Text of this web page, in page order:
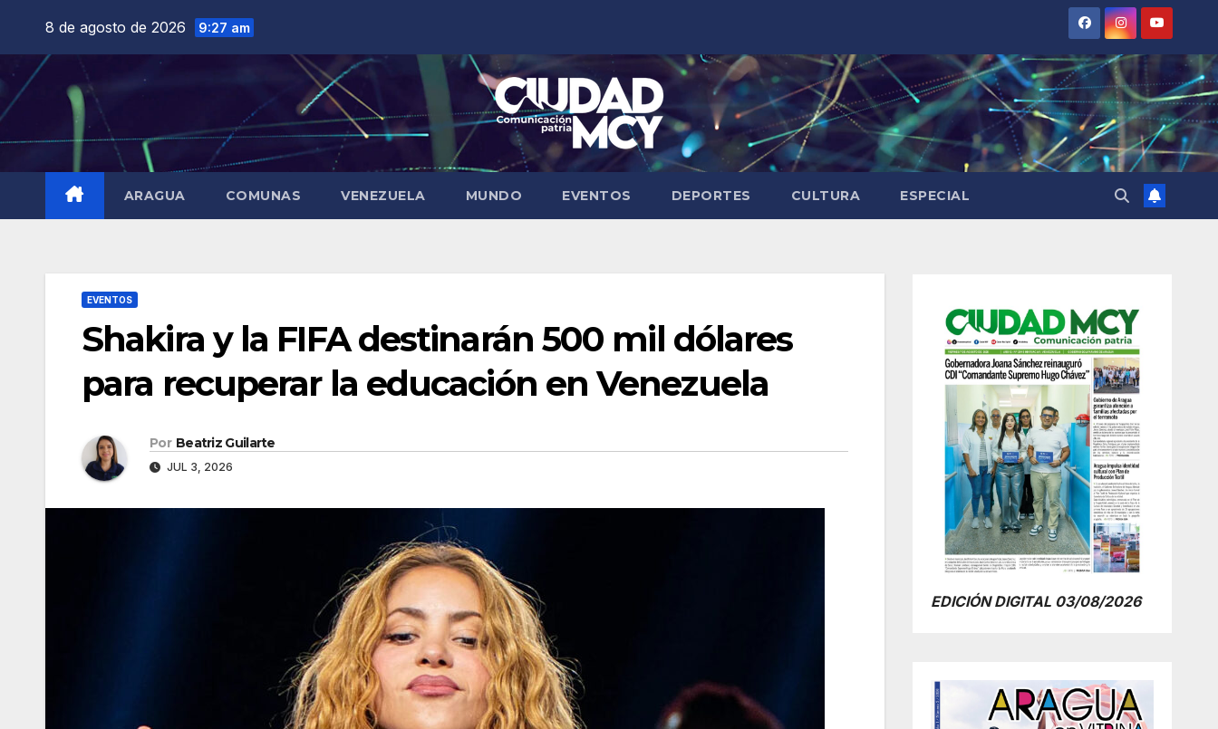
contenido
8 de agosto de 2026 9:27 am
ARAGUA COMUNAS VENEZUELA MUNDO EVENTOS DEPORTES CULTURA ESPECIAL
EVENTOS
Shakira y la FIFA destinarán 500 mil dólares
para recuperar la educación en Venezuela
Por Beatriz Guilarte
JUL 3, 2026
EDICIÓN DIGITAL 03/08/2026